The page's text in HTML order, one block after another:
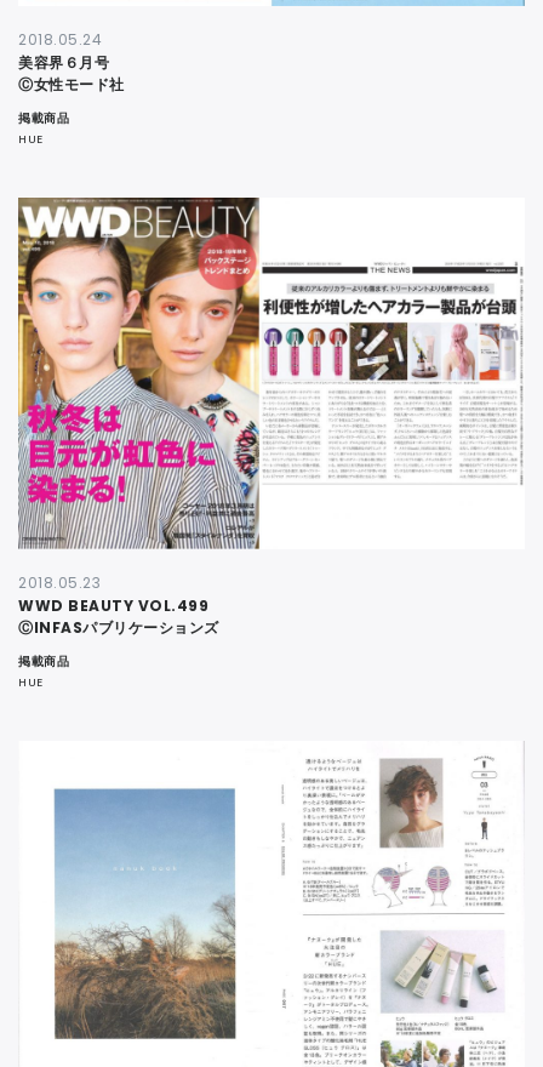
2018.05.24
美容界６月号
Ⓒ女性モード社
掲載商品
HUE
2018.05.23
WWD BEAUTY VOL.499
ⒸINFASパブリケーションズ
掲載商品
HUE